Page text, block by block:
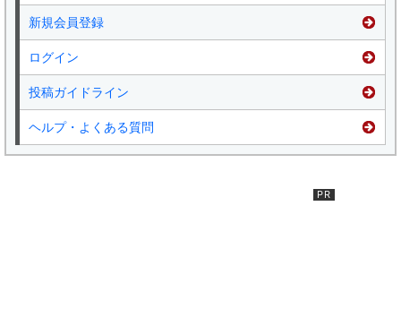
新規会員登録
ログイン
投稿ガイドライン
ヘルプ・よくある質問